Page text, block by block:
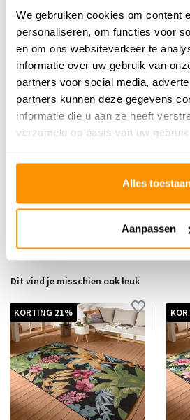
We gebruiken cookies om content
personaliseren, om functies voor
en om ons websiteverkeer te
informatie over uw gebruik van
partners voor social media,
partners kunnen deze gegevens
informatie die u aan ze heeft
verzameld op basis van uw
Alles
Aanpassen
249,95 14% Je bespaart 40 euro
Buy now, pay later
Er zijn nog geen reviews geschreven over dit
Dit vind je misschien ook leuk
KORTING 21%